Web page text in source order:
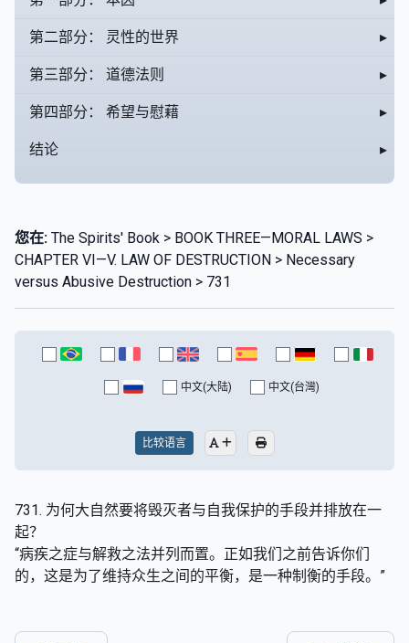
第二部分： 灵性的世界 ▸
第三部分： 道德法则 ▸
第四部分： 希望与慰藉 ▸
结论 ▸
您在: The Spirits' Book > BOOK THREE—MORAL LAWS >
CHAPTER VI—V. LAW OF DESTRUCTION > Necessary
versus Abusive Destruction > 731
中文(大陆) 中文(台灣)
比较语言
731. 为何大自然要将毁灭者与自我保护的手段并排放在一
起？
“病疾之症与解救之法并列而置。正如我们之前告诉你们
的，这是为了维持众生之间的平衡，是一种制衡的手段。”